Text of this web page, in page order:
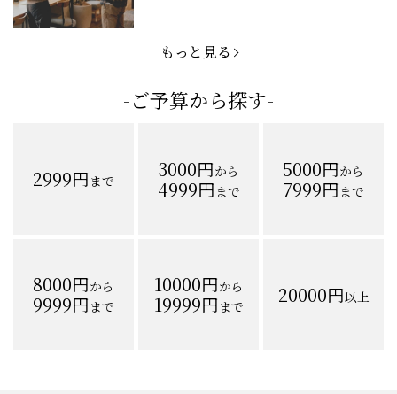
もっと見る
-ご予算から探す-
2999円まで 3000円から
4999円まで
5000円から
7999円まで
8000円から
9999円まで
10000円から
19999円まで 20000円以上